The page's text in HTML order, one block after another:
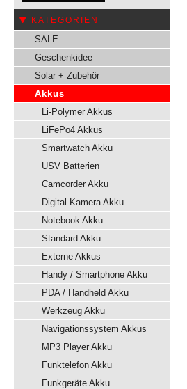
KATEGORIEN
SALE
Geschenkidee
Solar + Zubehör
Akkus
Li-Polymer Akkus
LiFePo4 Akkus
Smartwatch Akku
USV Batterien
Camcorder Akku
Digital Kamera Akku
Notebook Akku
Standard Akku
Externe Akkus
Handy / Smartphone Akku
PDA / Handheld Akku
Werkzeug Akku
Navigationssystem Akkus
MP3 Player Akku
Funktelefon Akku
Funkgeräte Akku